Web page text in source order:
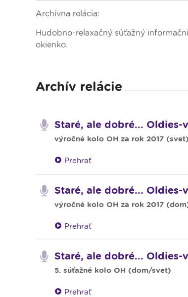
Archívna relácia:
Hudobno-relaxačný súťažný
okienko.
Archív relácie
Staré, ale dobré... Oldies-
výročné kolo OH za rok 2017 (svet)
Prehrať
Staré, ale dobré...
výročné kolo OH za rok 2017
Prehrať
Staré, ale dobré... Oldies-
5. súťažné kolo OH (dom/svet)
Prehrať
Dopravný servis